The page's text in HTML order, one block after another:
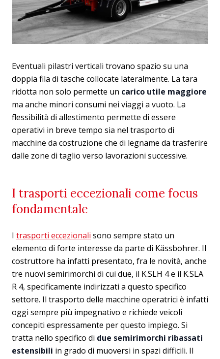
Eventuali pilastri verticali trovano spazio su una
doppia fila di tasche collocate lateralmente. La tara
ridotta non solo permette un carico utile maggiore
ma anche minori consumi nei viaggi a vuoto. La
flessibilità di allestimento permette di essere
operativi in breve tempo sia nel trasporto di
macchine da costruzione che di legname da trasferire
dalle zone di taglio verso lavorazioni successive.
I trasporti eccezionali come focus
fondamentale
I trasporti eccezionali sono sempre stato un
elemento di forte interesse da parte di Kässbohrer. Il
costruttore ha infatti presentato, fra le novità, anche
tre nuovi semirimorchi di cui due, il K.SLH 4 e il K.SLA
R 4, specificamente indirizzati a questo specifico
settore. Il trasporto delle macchine operatrici è infatti
oggi sempre più impegnativo e richiede veicoli
concepiti espressamente per questo impiego. Si
tratta nello specifico di due semirimorchi ribassati
estensibili in grado di muoversi in spazi difficili. Il